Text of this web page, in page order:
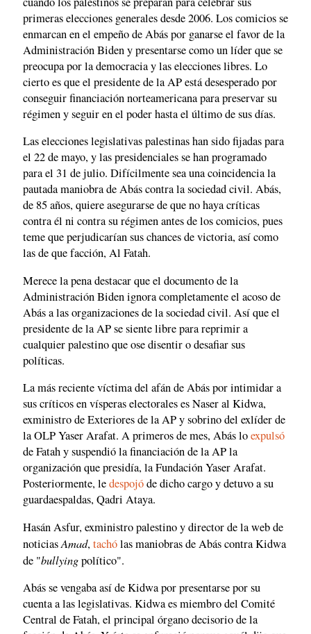
primeras elecciones generales desde 2006. Los comicios se
enmarcan en el empeño de Abás por ganarse el favor de la
Administración Biden y presentarse como un líder que se
preocupa por la democracia y las elecciones libres. Lo
cierto es que el presidente de la AP está desesperado por
conseguir financiación norteamericana para preservar su
régimen y seguir en el poder hasta el último de sus días.
Las elecciones legislativas palestinas han sido fijadas para
el 22 de mayo, y las presidenciales se han programado
para el 31 de julio. Difícilmente sea una coincidencia la
pautada maniobra de Abás contra la sociedad civil. Abás,
de 85 años, quiere asegurarse de que no haya críticas
contra él ni contra su régimen antes de los comicios, pues
teme que perjudicarían sus chances de victoria, así como
las de que facción, Al Fatah.
Merece la pena destacar que el documento de la
Administración Biden ignora completamente el acoso de
Abás a las organizaciones de la sociedad civil. Así que el
presidente de la AP se siente libre para reprimir a
cualquier palestino que ose disentir o desafiar sus
políticas.
La más reciente víctima del afán de Abás por intimidar a
sus críticos en vísperas electorales es Naser al Kidwa,
exministro de Exteriores de la AP y sobrino del exlíder de
la OLP Yaser Arafat. A primeros de mes, Abás loexpulsó
de Fatah y suspendió la financiación de la AP la
organización que presidía, la Fundación Yaser Arafat.
Posteriormente, ledespojóde dicho cargo y detuvo a su
guardaespaldas, Qadri Ataya.
Hasán Asfur, exministro palestino y director de la web de
noticiasAmad,tachólas maniobras de Abás contra Kidwa
de "bullyingpolítico".
Abás se vengaba así de Kidwa por presentarse por su
cuenta a las legislativas. Kidwa es miembro del Comité
Central de Fatah, el principal órgano decisorio de la